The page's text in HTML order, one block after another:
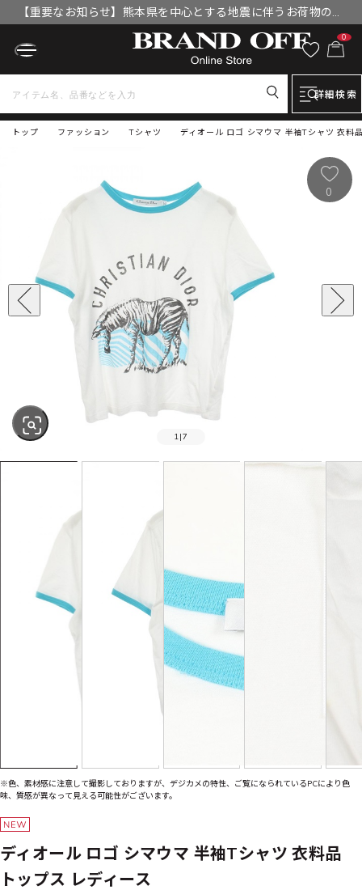
【重要なお知らせ】熊本県を中心とする地震に伴うお荷物のお
届けについて
0
詳細検索
トップ ディオール ロゴ シマウマ 半袖Tシャツ 衣料
ファッション Tシャツ
1 |7
0
※色、素材感に注意して撮影しておりますが、デジカメの特性、ご覧になられているPCにより色
味、質感が異なって見える可能性がございます。
ディオール ロゴ シマウマ 半袖Tシャツ 衣料品
トップス レディース